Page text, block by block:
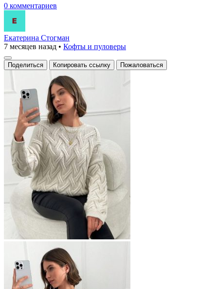
0 комментариев
Екатерина Стогман
7 месяцев назад • Кофты и пуловеры
Поделиться Копировать ссылку Пожаловаться